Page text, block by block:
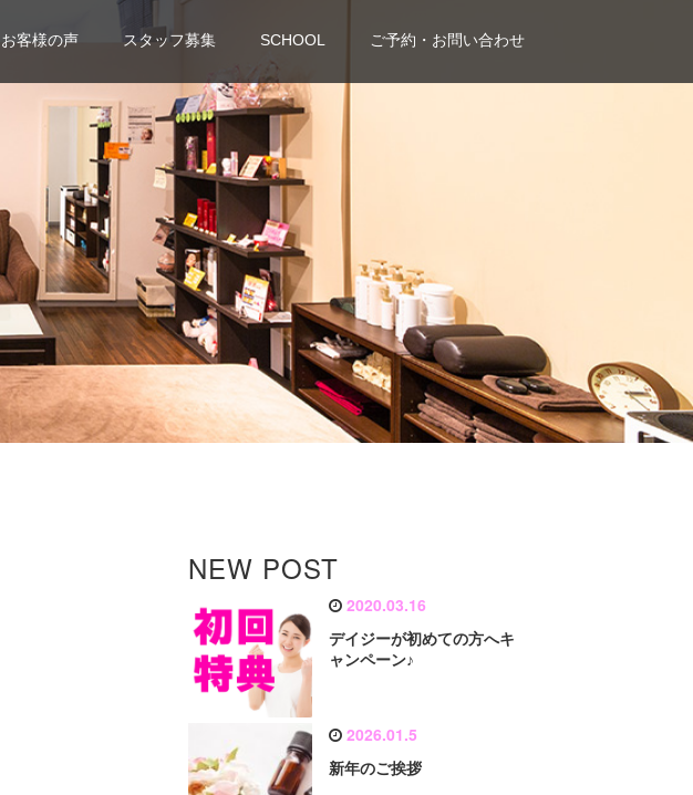
お客様の声 スタッフ募集 SCHOOL ご予約・お問い合わせ
NEW POST
2020.03.16
デイジーが初めての方へキ
ャンペーン♪
2026.01.5
新年のご挨拶